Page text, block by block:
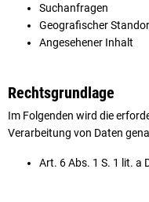
Suchanfragen
Geografischer
Angesehener Inhalt
Rechtsgrundlage
Im Folgenden wird die
Verarbeitung von Daten
Art. 6 Abs. 1 S. 1 lit. a